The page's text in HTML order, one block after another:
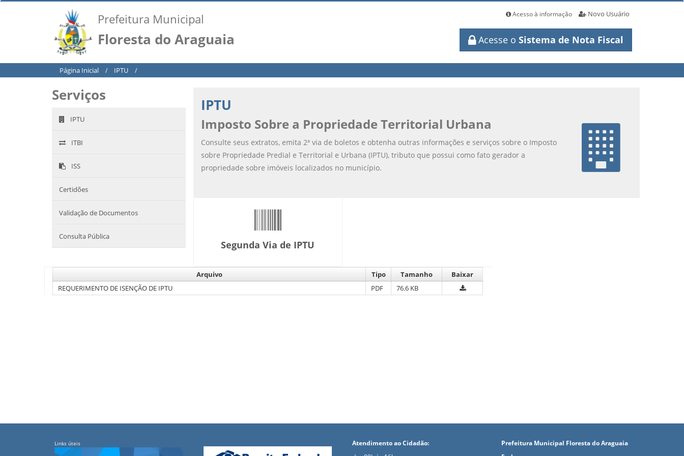
Prefeitura Municipal
Floresta do Araguaia
Acesso à informação Novo Usuário
Acesse o Sistema de Nota Fiscal
Página Inicial / IPTU /
Serviços
IPTU
ITBI
ISS
Certidões
Validação de Documentos
Consulta Pública
IPTU
Imposto Sobre a Propriedade Territorial Urbana
Consulte seus extratos, emita 2ª via de boletos e obtenha outras informações e serviços sobre o Imposto
sobre Propriedade Predial e Territorial e Urbana (IPTU), tributo que possui como fato gerador a
propriedade sobre imóveis localizados no município.
Segunda Via de IPTU
Arquivo Tipo Tamanho
Baixar
REQUERIMENTO DE ISENÇÃO DE IPTU
PDF 76.6 KB
Links úteis
Atendimento ao Cidadão:
Prefeitura Municipal Floresta do Araguaia